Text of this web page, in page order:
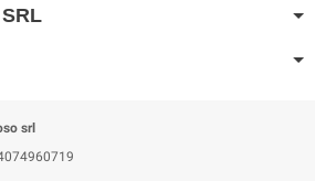
SRL
srl